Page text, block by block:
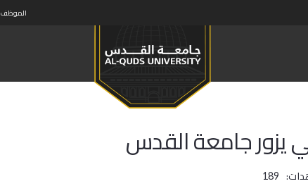
الموظف
يزور جامعة القدس
189